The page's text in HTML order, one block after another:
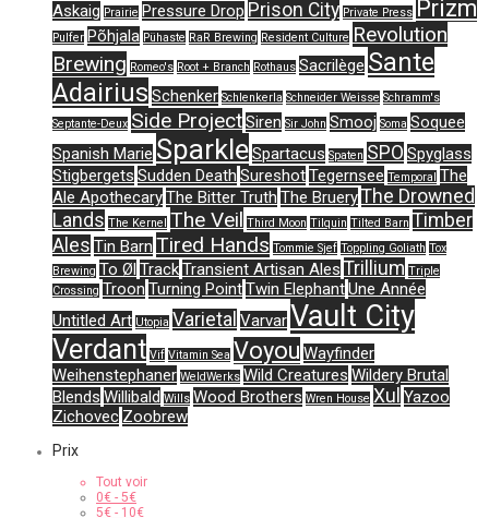
Askaig Prairie Pressure Drop Prison City Private Press Prizm
Pulfer Põhjala Pühaste RaR Brewing Resident Culture Revolution
Brewing Romeo's Root + Branch Rothaus Sacrilège Sante
Adairius Schenker Schlenkerla Schneider Weisse Schramm's
Septante-Deux Side ProjectSiren Sir John Smooj Soma Soquee
Spanish Marie SparkleSpartacus Spaten SPO Spyglass
Stigbergets Sudden Death SureshotTegernsee Temporal The
Ale ApothecaryThe Bitter Truth The BrueryThe Drowned
Lands The Kernel The Veil Third Moon Tilquin Tilted Barn Timber
Ales Tin Barn Tired Hands Tommie Sjef Toppling Goliath Tox
Brewing To Øl TrackTransient Artisan Ales Trillium Triple
Crossing Troon Turning PointTwin ElephantUne Année
Untitled Art Utopia Varietal VarvarVault City
Verdant Vif Vitamin Sea Voyou Wayfinder
Weihenstephaner WeldWerks Wild Creatures Wildery Brutal
Blends Willibald Wills Wood Brothers Wren House Xul Yazoo
Zichovec Zoobrew
Prix
Tout voir
0€ - 5€
5€ - 10€